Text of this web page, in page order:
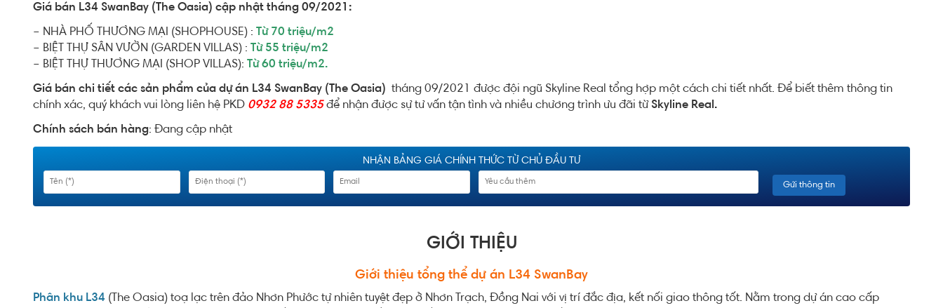
Giá bán L34 SwanBay (The Oasia) cập nhật tháng 09/2021:
– NHÀ PHỐ THƯƠNG MẠI (SHOPHOUSE) :
Từ 70 triệu/m2
– BIỆT THỰ SÂN VƯỜN (GARDEN VILLAS) :
Từ 55 triệu/m2
– BIỆT THỰ THƯƠNG MẠI (SHOP VILLAS):
Từ 60 triệu/m2.
Giá bán chi tiết các sản phẩm của dự án L34 SwanBay (The Oasia) tháng 09/2021 được đội ngũ Skyline Real tổng hợp một cách chi tiết nhất. Để biết thêm thông tin
chính xác, quý khách vui lòng liên hệ PKD 0932 88 5335 để nhận được sự tư vấn tận tình và nhiều chương trình ưu đãi từSkyline Real.
Chính sách bán hàng: Đang cập nhật
NHẬN BẢNG GIÁ CHÍNH THỨC TỪ CHỦ ĐẦU TƯ
GIỚI THIỆU
Giới thiệu tổng thể dự án L34 SwanBay
Phân khu L34 (The Oasia) toạ lạc trên đảo Nhơn Phước tự nhiên tuyệt đẹp ở Nhơn Trạch, Đồng Nai với vị trí đắc địa, kết nối giao thông tốt. Nằm trong dự án cao cấp